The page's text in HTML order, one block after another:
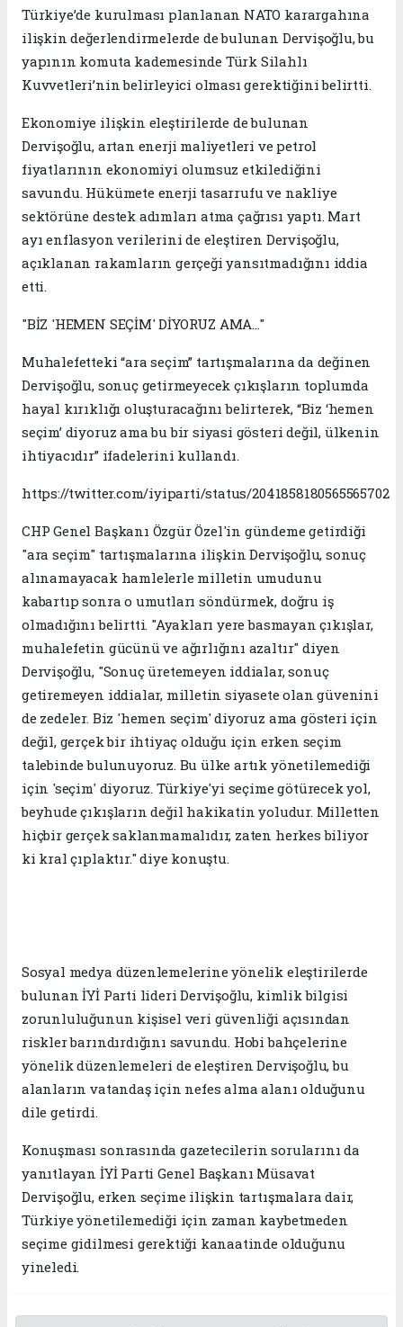
Türkiye’de kurulması planlanan NATO karargahına
ilişkin değerlendirmelerde de bulunan Dervişoğlu, bu
yapının komuta kademesinde Türk Silahlı
Kuvvetleri’nin belirleyici olması gerektiğini belirtti.
Ekonomiye ilişkin eleştirilerde de bulunan
Dervişoğlu, artan enerji maliyetleri ve petrol
fiyatlarının ekonomiyi olumsuz etkilediğini
savundu. Hükümete enerji tasarrufu ve nakliye
sektörüne destek adımları atma çağrısı yaptı. Mart
ayı enflasyon verilerini de eleştiren Dervişoğlu,
açıklanan rakamların gerçeği yansıtmadığını iddia
etti.
"BİZ 'HEMEN SEÇİM' DİYORUZ AMA..."
Muhalefetteki “ara seçim” tartışmalarına da değinen
Dervişoğlu, sonuç getirmeyecek çıkışların toplumda
hayal kırıklığı oluşturacağını belirterek, “Biz ‘hemen
seçim’ diyoruz ama bu bir siyasi gösteri değil, ülkenin
ihtiyacıdır” ifadelerini kullandı.
https://twitter.com/iyiparti/status/2041858180565565702
CHP Genel Başkanı Özgür Özel'in gündeme getirdiği
"ara seçim" tartışmalarına ilişkin Dervişoğlu, sonuç
alınamayacak hamlelerle milletin umudunu
kabartıp sonra o umutları söndürmek, doğru iş
olmadığını belirtti. "Ayakları yere basmayan çıkışlar,
muhalefetin gücünü ve ağırlığını azaltır" diyen
Dervişoğlu, "Sonuç üretemeyen iddialar, sonuç
getiremeyen iddialar, milletin siyasete olan güvenini
de zedeler. Biz 'hemen seçim' diyoruz ama gösteri için
değil, gerçek bir ihtiyaç olduğu için erken seçim
talebinde bulunuyoruz. Bu ülke artık yönetilemediği
için 'seçim' diyoruz. Türkiye'yi seçime götürecek yol,
beyhude çıkışların değil hakikatin yoludur. Milletten
hiçbir gerçek saklanmamalıdır, zaten herkes biliyor
ki kral çıplaktır." diye konuştu.
Sosyal medya düzenlemelerine yönelik eleştirilerde
bulunan İYİ Parti lideri Dervişoğlu, kimlik bilgisi
zorunluluğunun kişisel veri güvenliği açısından
riskler barındırdığını savundu. Hobi bahçelerine
yönelik düzenlemeleri de eleştiren Dervişoğlu, bu
alanların vatandaş için nefes alma alanı olduğunu
dile getirdi.
Konuşması sonrasında gazetecilerin sorularını da
yanıtlayan İYİ Parti Genel Başkanı Müsavat
Dervişoğlu, erken seçime ilişkin tartışmalara dair,
Türkiye yönetilemediği için zaman kaybetmeden
seçime gidilmesi gerektiği kanaatinde olduğunu
yineledi.